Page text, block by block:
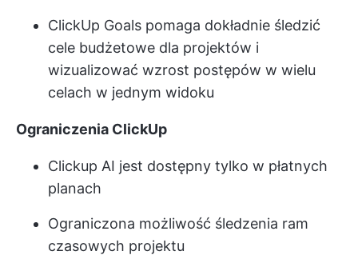
ClickUp Goals pomaga dokładnie śledzić
cele budżetowe dla projektów i
wizualizować wzrost postępów w wielu
celach w jednym widoku
Ograniczenia ClickUp
Clickup AI jest dostępny tylko w płatnych
planach
Ograniczona możliwość śledzenia ram
czasowych projektu